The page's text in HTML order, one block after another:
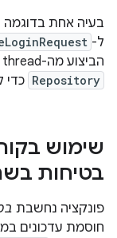
בעיה אחת
ל-
הביצוע מה-thread הראשי. נבדוק איך אפשר לשנות את
Repository כדי
שימוש
בטיחות
פונקציה נחשבת
חוסמת עדכונים